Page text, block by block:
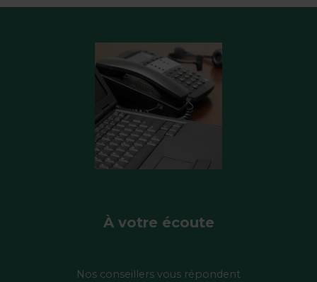
À votre écoute
Nos conseillers vous répondent